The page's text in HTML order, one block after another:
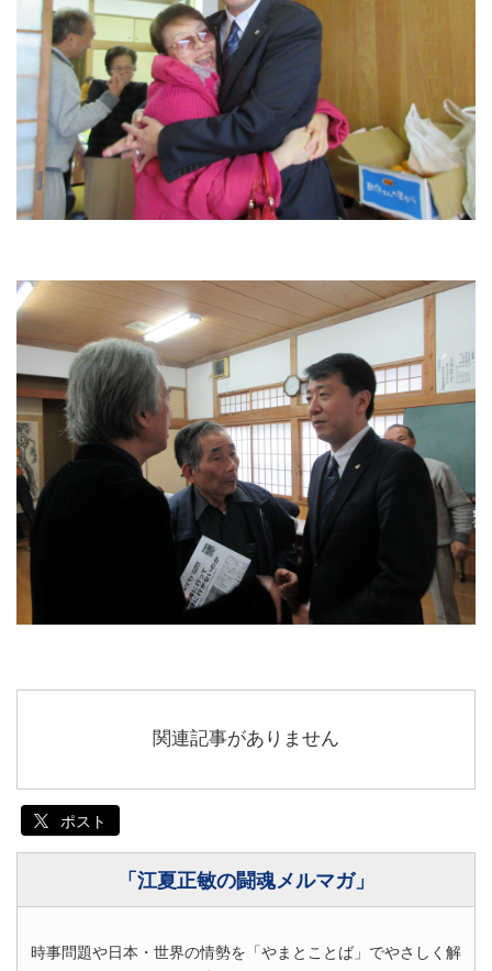
関連記事がありません
ポスト
「江夏正敏の闘魂メルマガ」
時事問題や日本・世界の情勢を「やまとことば」でやさしく解